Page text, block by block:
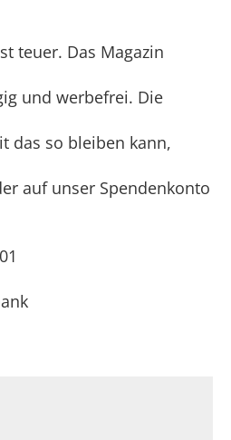
teuer. Das Magazin
und werbefrei. Die
das so bleiben kann,
auf unser Spendenkonto